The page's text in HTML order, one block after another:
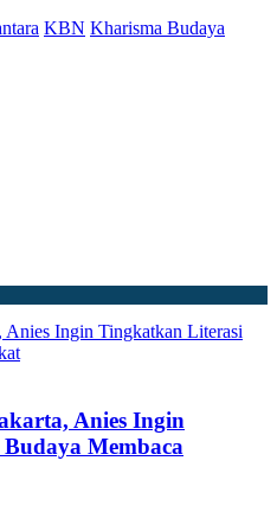
KBN Kharisma Budaya
Anies Ingin
Membaca